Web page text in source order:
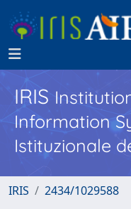
IRIS
Information
Istituzionale
IRIS 2434/1029588